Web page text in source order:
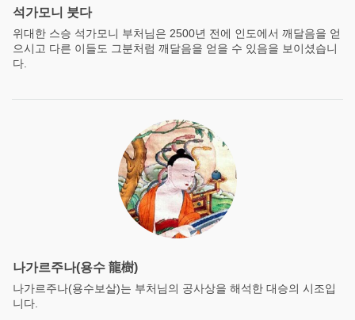
석가모니 붓다
위대한 스승 석가모니 부처님은 2500년 전에 인도에서 깨달음을 얻
으시고 다른 이들도 그분처럼 깨달음을 얻을 수 있음을 보이셨습니
다.
나가르주나(용수 龍樹)
나가르주나(용수보살)는 부처님의 공사상을 해석한 대승의 시조입
니다.